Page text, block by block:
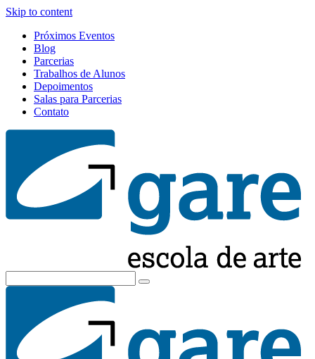
Skip to content
Próximos Eventos
Blog
Parcerias
Trabalhos de Alunos
Depoimentos
Salas para Parcerias
Contato